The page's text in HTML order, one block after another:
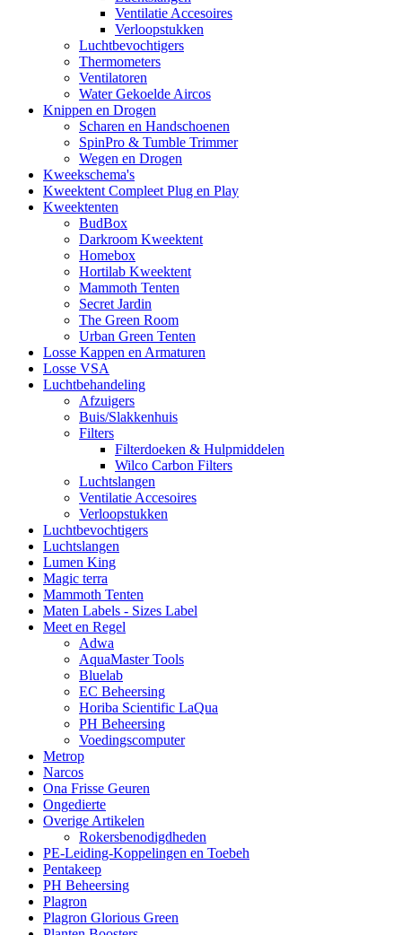
Ventilatie Accesoires
Verloopstukken
Luchtbevochtigers
Thermometers
Ventilatoren
Water Gekoelde Aircos
Knippen en Drogen
Scharen en Handschoenen
SpinPro & Tumble Trimmer
Wegen en Drogen
Kweekschema's
Kweektent Compleet Plug en Play
Kweektenten
BudBox
Darkroom Kweektent
Homebox
Hortilab Kweektent
Mammoth Tenten
Secret Jardin
The Green Room
Urban Green Tenten
Losse Kappen en Armaturen
Losse VSA
Luchtbehandeling
Afzuigers
Buis/Slakkenhuis
Filters
Filterdoeken & Hulpmiddelen
Wilco Carbon Filters
Luchtslangen
Ventilatie Accesoires
Verloopstukken
Luchtbevochtigers
Luchtslangen
Lumen King
Magic terra
Mammoth Tenten
Maten Labels - Sizes Label
Meet en Regel
Adwa
AquaMaster Tools
Bluelab
EC Beheersing
Horiba Scientific LaQua
PH Beheersing
Voedingscomputer
Metrop
Narcos
Ona Frisse Geuren
Ongedierte
Overige Artikelen
Rokersbenodigdheden
PE-Leiding-Koppelingen en Toebeh
Pentakeep
PH Beheersing
Plagron
Plagron Glorious Green